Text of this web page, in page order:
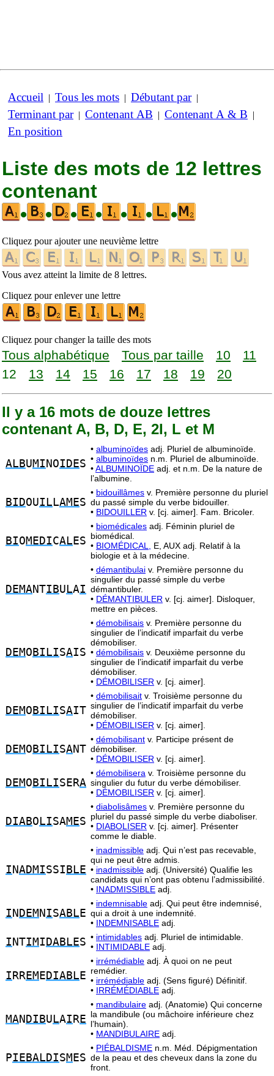
Accueil | Tous les mots | Débutant par|
Terminant par| Contenant AB | Contenant A & B |
En position
Liste des mots de 12 lettres
contenant
•
• • • • • •
Cliquez pour ajouter une neuvième lettre
Vous avez atteint la limite de 8 lettres.
Cliquez pour enlever une lettre
Cliquez pour changer la taille des mots
Tous alphabétique Tous par taille 10
11
12
13 14 15 16 17 18 19 20
Il y a 16 mots de douze lettres
contenant A, B, D, E, 2I, L et M
ALBUMI NOIDES
• albuminoïdes adj. Pluriel de albuminoïde.
• albuminoïdes n.m. Pluriel de albuminoïde.
•ALBUMINOÏDE adj. et n.m. De la nature de
l’albumine.
BIDOUIL LAMES
• bidouillâmes v. Première personne du pluriel
du passé simple du verbe bidouiller.
• BIDOUILLER v. [cj. aimer]. Fam. Bricoler.
BIOMEDICAL ES
• biomédicales adj. Féminin pluriel de
biomédical.
• BIOMÉDICAL,
E, AUX adj. Relatif à la
biologie et à la médecine.
DEMANTIBU LAI
• démantibulai v. Première personne du
singulier du passé simple du verbe
démantibuler.
• DÉMANTIBULER v. [cj. aimer]. Disloquer,
mettre en pièces.
DEMO BILISAIS
• démobilisais v. Première personne du
singulier de l’indicatif imparfait du verbe
démobiliser.
• démobilisais v. Deuxième personne du
singulier de l’indicatif imparfait du verbe
démobiliser.
• DÉMOBILISER v. [cj. aimer].
DEMO BILISAIT
• démobilisait v. Troisième personne du
singulier de l’indicatif imparfait du verbe
démobiliser.
• DÉMOBILISER v. [cj. aimer].
DEMO BILISANT
• démobilisant v. Participe présent de
démobiliser.
• DÉMOBILISER v. [cj. aimer].
DEMO BILISERA
• démobilisera v. Troisième personne du
singulier du futur du verbe démobiliser.
• DÉMOBILISER v. [cj. aimer].
DIABO LISAMES
• diabolisâmes v. Première personne du
pluriel du passé simple du verbe diaboliser.
• DIABOLISER v. [cj. aimer]. Présenter
comme le diable.
I NADMISSI BLE
• inadmissible adj. Qui n’est pas recevable,
qui ne peut être admis.
• inadmissible adj. (Université) Qualifie les
candidats qui n’ont pas obtenu l’admissibilité.
• INADMISSIBLE adj.
I N DEM N ISABL E
• indemnisable adj. Qui peut être indemnisé,
qui a droit à une indemnité.
• INDEMNISABLE adj.
I NTIMI DABLES • intimidables adj. Pluriel de intimidable.
• INTIMIDABLE adj.
I RREM E DIABL E
• irrémédiable adj. À quoi on ne peut
remédier.
• irrémédiable adj. (Sens figuré) Définitif.
• IRRÉMÉDIABLE adj.
MAN DIBU LAI RE
• mandibulaire adj. (Anatomie) Qui concerne
la mandibule (ou mâchoire inférieure chez
l’humain).
• MANDIBULAIRE adj.
PIEBALDISM ES
• PIÉBALDISME n.m. Méd. Dépigmentation
de la peau et des cheveux dans la zone du
front.